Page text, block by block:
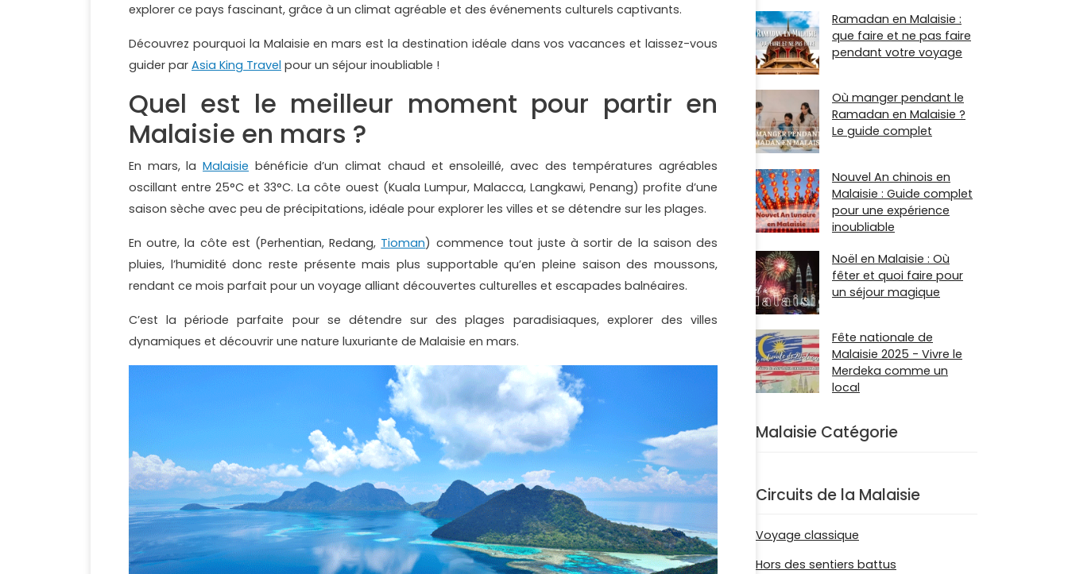
explorer ce pays fascinant, grâce à un climat agréable et des événements culturels captivants.
Découvrez pourquoi la Malaisie en mars est la destination idéale dans vos vacances et laissez-vous
guider par Asia King Travel pour un séjour inoubliable !
Quel est le meilleur moment pour partir en
Malaisie en mars ?
En mars, laMalaisie bénéficie d’un climat chaud et ensoleillé, avec des températures agréables
oscillant entre 25°C et 33°C. La côte ouest (Kuala Lumpur, Malacca, Langkawi, Penang) profite d’une
saison sèche avec peu de précipitations, idéale pour explorer les villes et se détendre sur les plages.
En outre, la côte est (Perhentian, Redang, Tioman) commence tout juste à sortir de la saison des
pluies, l’humidité donc reste présente mais plus supportable qu’en pleine saison des moussons,
rendant ce mois parfait pour un voyage alliant découvertes culturelles et escapades balnéaires.
C’est la période parfaite pour se détendre sur des plages paradisiaques, explorer des villes
dynamiques et découvrir une nature luxuriante de Malaisie en mars.
Ramadan en Malaisie :
que faire et ne pas faire
pendant votre voyage
Où manger pendant le
Ramadan en Malaisie ?
Le guide complet
Nouvel An chinois en
Malaisie : Guide complet
pour une expérience
inoubliable
Noël en Malaisie : Où
fêter et quoi faire pour
un séjour magique
Fête nationale de
Malaisie 2025 - Vivre le
Merdeka comme un
local
Malaisie Catégorie
Circuits de la Malaisie
Voyage classique
Hors des sentiers battus